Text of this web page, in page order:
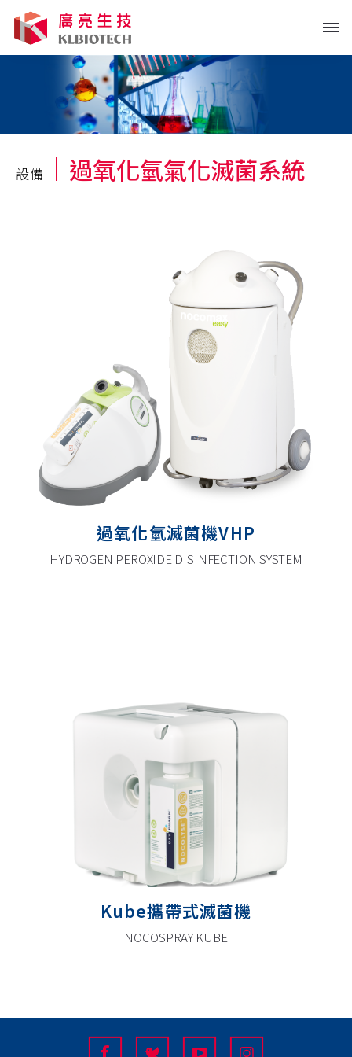
設備 過氧化氫氣化滅菌系統
過氧化氫滅菌機VHP
HYDROGEN PEROXIDE DISINFECTION SYSTEM
Kube攜帶式滅菌機
NOCOSPRAY KUBE